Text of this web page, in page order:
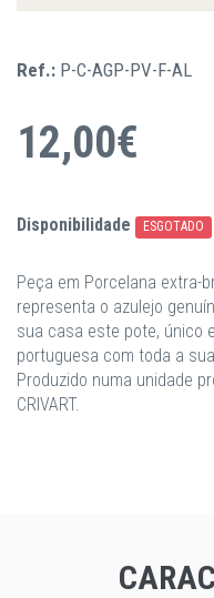
Ref.: P-C-AGP-PV-F-AL
12,00€
Disponibilidade ESGOTADO
Peça em Porcelana extra-
representa o azulejo
sua casa este pote, único
portuguesa com toda a
Produzido numa unidade
CRIVART.